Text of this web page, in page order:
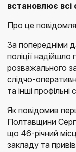
встановлює всі
Про це
За попередніми
поліції
розважального
слідчо-
та інші профільні
Як повідомив
Полтавщини
що 46-річний
закладу та